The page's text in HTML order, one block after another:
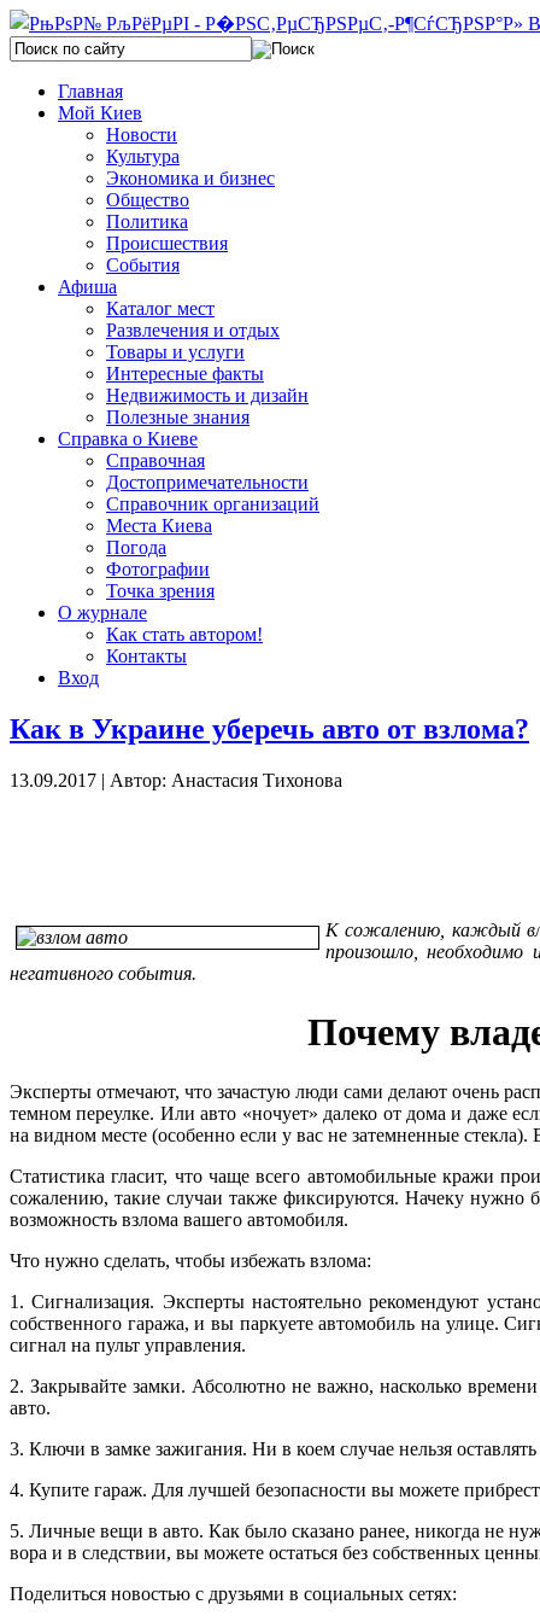
Главная
Мой Киев
Новости
Культура
Экономика и бизнес
Общество
Политика
Происшествия
События
Афиша
Каталог мест
Развлечения и отдых
Товары и услуги
Интересные факты
Недвижимость и дизайн
Полезные знания
Справка о Киеве
Справочная
Достопримечательности
Справочник организаций
Места Киева
Погода
Фотографии
Точка зрения
О журнале
Как стать автором!
Контакты
Вход
Как в Украине уберечь авто от взлома?
13.09.2017 | Автор: Анастасия Тихонова
К сожалению, каждый
произошло, необходимо
негативного события.
Почему
Эксперты отмечают, что зачастую люди сами делают очень
темном переулке. Или авто «ночует» далеко от дома и даже
на видном месте (особенно если у вас не затемненные
Статистика гласит, что чаще всего автомобильные кражи
сожалению, такие случаи также фиксируются. Начеку
возможность взлома вашего автомобиля.
Что нужно сделать, чтобы избежать взлома:
1. Сигнализация. Эксперты настоятельно рекомендуют
собственного гаража, и вы паркуете автомобиль на улице.
сигнал на пульт управления.
2. Закрывайте замки. Абсолютно не важно, насколько
авто.
3. Ключи в замке зажигания. Ни в коем случае нельзя
4. Купите гараж. Для лучшей безопасности вы можете
5. Личные вещи в авто. Как было сказано ранее, никогда не
вора и в следствии, вы можете остаться без собственных
Поделиться новостью с друзьями в социальных сетях: